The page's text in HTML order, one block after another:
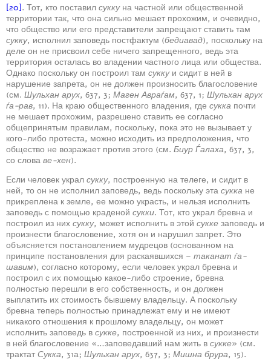
[20]. Тот, кто поставил суккуна частной или общественной
территории так, что она сильно мешает прохожим, и очевидно,
что общество или его представители запрещают ставить там
сукку, исполнил заповедь постфактум (бедиавад), поскольку на
деле он не присвоил себе ничего запрещенного, ведь эта
территория осталась во владении частного лица или общества.
Однако поскольку он построил там суккуи сидит в ней в
нарушение запрета, он не должен произносить благословение
(см. Шульхан арух, 637, 3; Маген Авраѓам, 637, 1; Шульхан арух
ѓа-рав, 11). На краю общественного владения, где сукка почти
не мешает прохожим, разрешено ставить ее согласно
общепринятым правилам, поскольку, пока это не вызывает у
кого-либо протеста, можно исходить из предположения, что
общество не возражает против этого (см. Биур Ѓалаха, 637, 3,
со слова ве-хен).
Если человек украл сукку, построенную на телеге, и сидит в
ней, то он не исполнил заповедь, ведь поскольку эта сукка не
прикреплена к земле, ее можно украсть, и нельзя исполнить
заповедь с помощью краденой сукки. Тот, кто украл бревна и
построил из них сукку, может исполнить в этой сукке заповедь и
произнести благословение, хотя он и нарушил запрет. Это
объясняется постановлением мудрецов (основанном на
принципе постановления для раскаявшихся – таканат ѓа-
шавим), согласно которому, если человек украл бревна и
построил с их помощью какое-либо строение, бревна
полностью перешли в его собственность, и он должен
выплатить их стоимость бывшему владельцу. А поскольку
бревна теперь полностью принадлежат ему и не имеют
никакого отношения к прошлому владельцу, он может
исполнить заповедь в сукке, построенной из них, и произнести
в ней благословение «…заповедавший нам жить в сукке» (см.
трактат Сукка, 31а; Шульхан арух, 637, 3; Мишна брура, 15).